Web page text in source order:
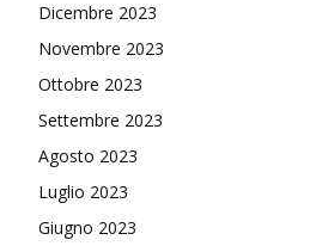
Dicembre 2023
Novembre 2023
Ottobre 2023
Settembre 2023
Agosto 2023
Luglio 2023
Giugno 2023